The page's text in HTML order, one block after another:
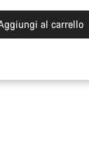
al carrello